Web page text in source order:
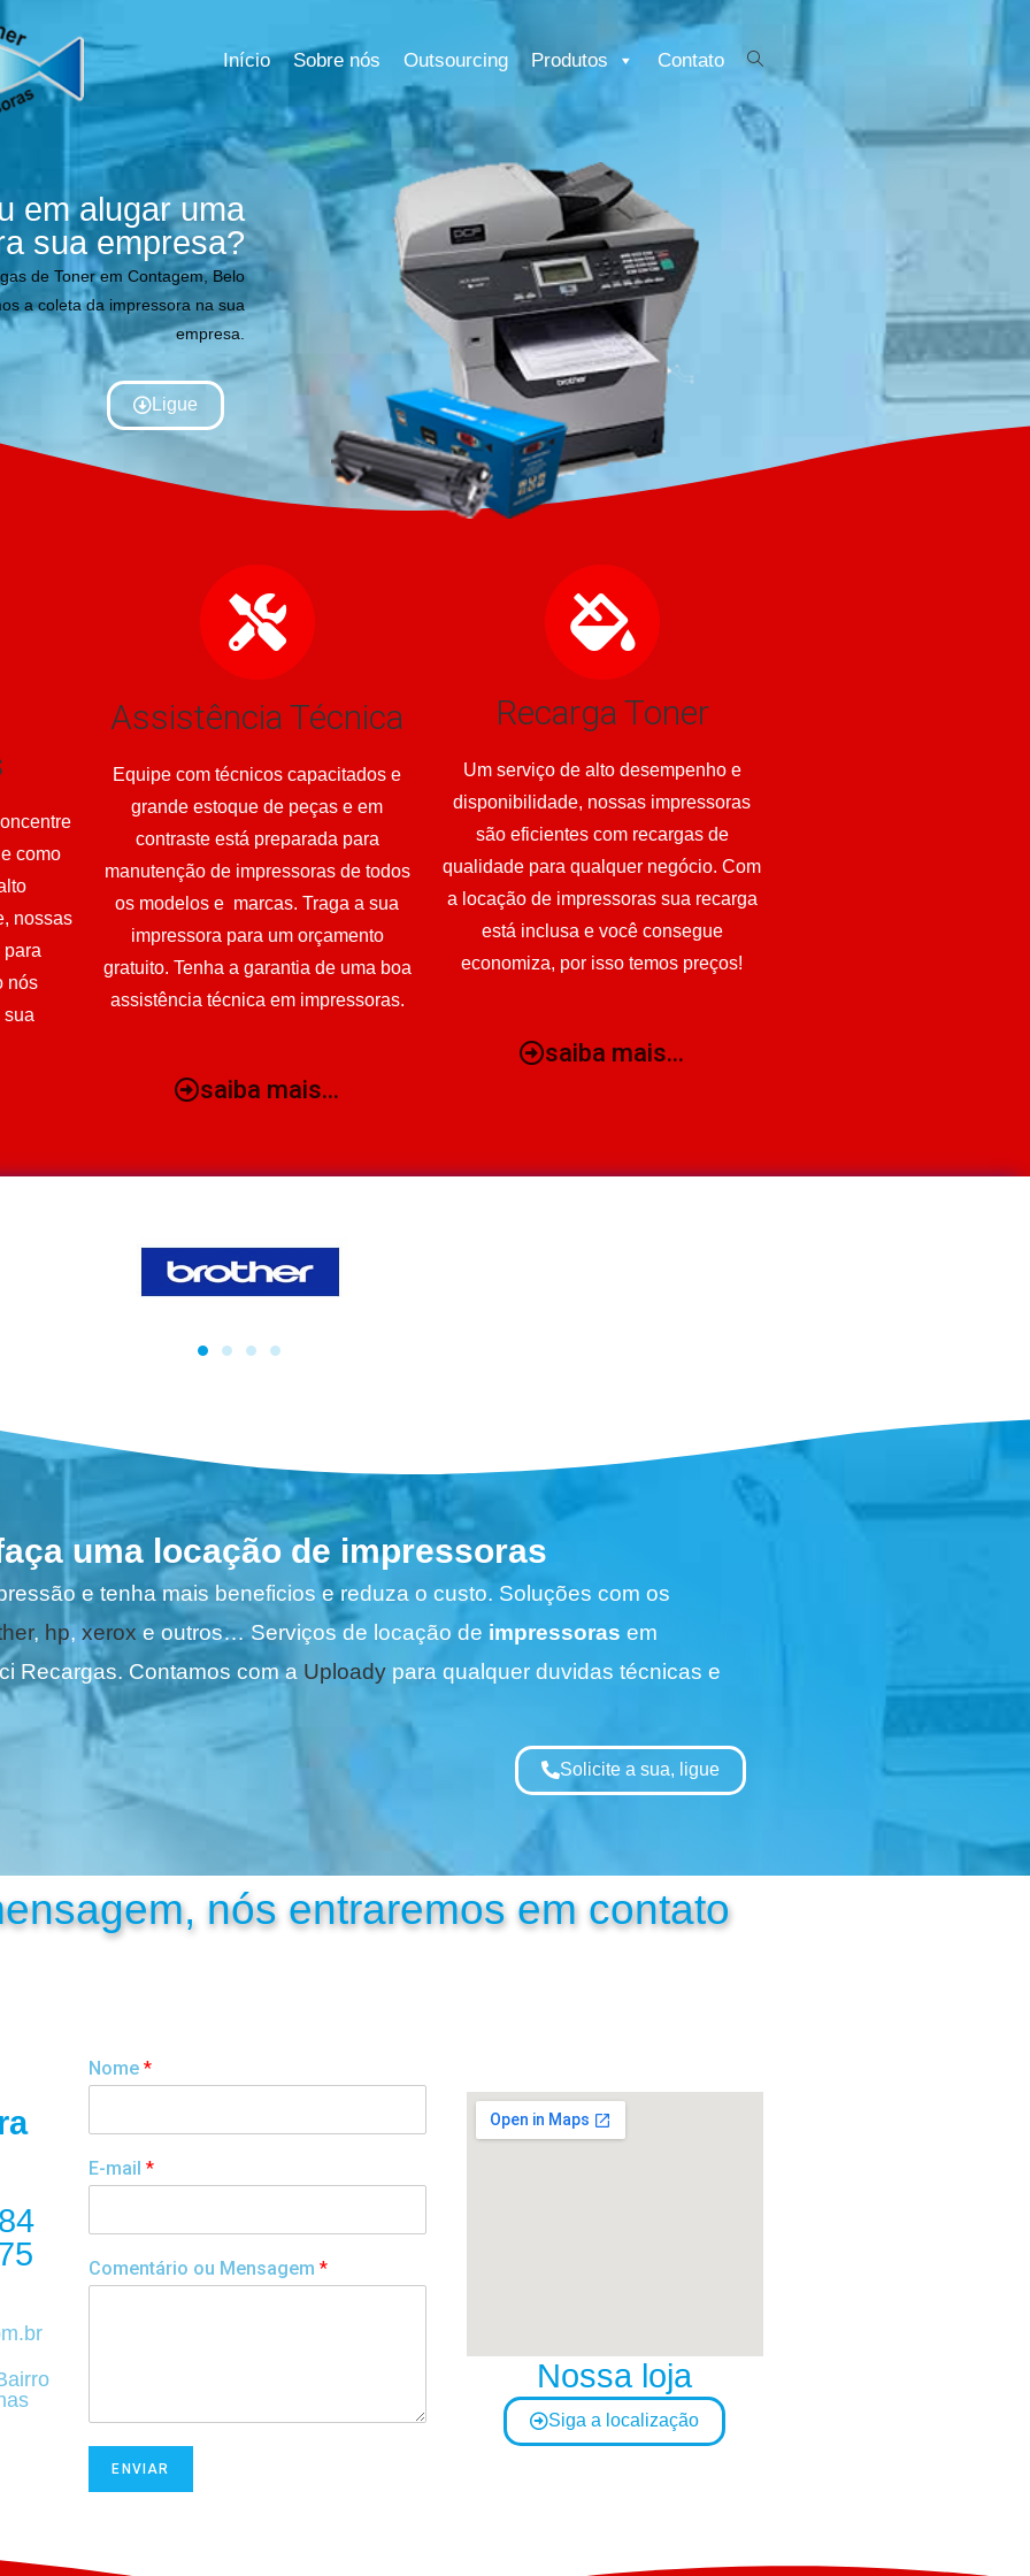
Início Sobre nós Outsourcing Produtos Contato
em alugar uma
sua empresa?
de Toner em Contagem, Belo
a coleta da impressora na sua
empresa.
Ligue
como
nossas
para
nós
sua
Assistência Técnica
Equipe com técnicos capacitados e
grande estoque de peças e em
contraste está preparada para
manutenção de impressoras de todos
os modelos e marcas. Traga a sua
impressora para um orçamento
gratuito. Tenha a garantia de uma boa
assistência técnica em impressoras.
saiba mais...
Recarga Toner
Um serviço de alto desempenho e
disponibilidade, nossas impressoras
são eficientes com recargas de
qualidade para qualquer negócio. Com
a locação de impressoras sua recarga
está inclusa e você consegue
economiza, por isso temos preços!
saiba mais...
uma locação de impressoras
e tenha mais beneficios e reduza o custo. Soluções com os
, hp, xerox e outros… Serviços de locação de impressoras em
Recargas. Contamos com a Uploady para qualquer duvidas técnicas e
Solicite a sua, ligue
nós entraremos em contato
Nome*
E-mail*
Comentário ou Mensagem*
ENVIAR
Nossa loja
Siga a localização